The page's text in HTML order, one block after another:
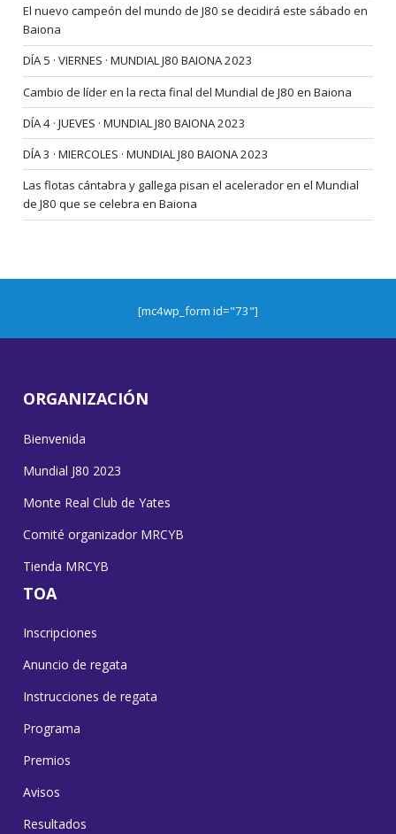
El nuevo campeón del mundo de J80 se decidirá este sábado en
Baiona
DÍA 5 · VIERNES · MUNDIAL J80 BAIONA 2023
Cambio de líder en la recta final del Mundial de J80 en Baiona
DÍA 4 · JUEVES · MUNDIAL J80 BAIONA 2023
DÍA 3 · MIERCOLES · MUNDIAL J80 BAIONA 2023
Las flotas cántabra y gallega pisan el acelerador en el Mundial
de J80 que se celebra en Baiona
[mc4wp_form id="73"]
ORGANIZACIÓN
Bienvenida
Mundial J80 2023
Monte Real Club de Yates
Comité organizador MRCYB
Tienda MRCYB
TOA
Inscripciones
Anuncio de regata
Instrucciones de regata
Programa
Premios
Avisos
Resultados